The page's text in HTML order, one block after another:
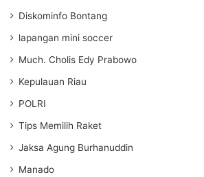
Diskominfo Bontang
lapangan mini soccer
Much. Cholis Edy Prabowo
Kepulauan Riau
POLRI
Tips Memilih Raket
Jaksa Agung Burhanuddin
Manado